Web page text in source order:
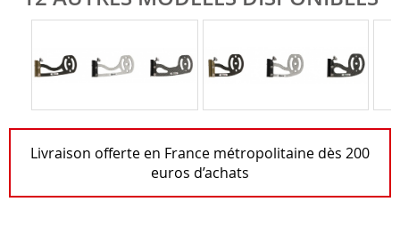
Livraison offerte en France métropolitaine dès 200
euros d’achats